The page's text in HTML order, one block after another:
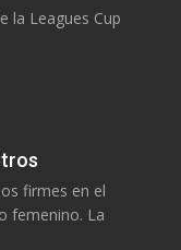
la Leagues Cup
firmes en el
femenino. La